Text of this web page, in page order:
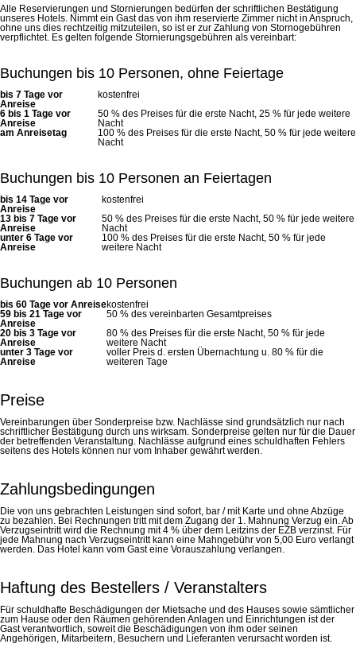
Alle Reservierungen und Stornierungen bedürfen der schriftlichen Bestätigung
unseres Hotels. Nimmt ein Gast das von ihm reservierte Zimmer nicht in Anspruch,
ohne uns dies rechtzeitig mitzuteilen, so ist er zur Zahlung von Stornogebühren
verpflichtet. Es gelten folgende Stornierungsgebühren als vereinbart:
Buchungen bis 10 Personen, ohne Feiertage
bis 7 Tage vor
Anreise
kostenfrei
6 bis 1 Tage vor
Anreise
50 % des Preises für die erste Nacht, 25 % für jede weitere
Nacht
am Anreisetag
100 % des Preises für die erste Nacht, 50 % für jede weitere
Nacht
Buchungen bis 10 Personen an Feiertagen
bis 14 Tage vor
Anreise
kostenfrei
13 bis 7 Tage vor
Anreise
50 % des Preises für die erste Nacht, 50 % für jede weitere
Nacht
unter 6 Tage vor
Anreise
100 % des Preises für die erste Nacht, 50 % für jede
weitere Nacht
Buchungen ab 10 Personen
bis 60 Tage vor Anreisekostenfrei
59 bis 21 Tage vor
Anreise
50 % des vereinbarten Gesamtpreises
20 bis 3 Tage vor
Anreise
80 % des Preises für die erste Nacht, 50 % für jede
weitere Nacht
unter 3 Tage vor
Anreise
voller Preis d. ersten Übernachtung u. 80 % für die
weiteren Tage
Preise
Vereinbarungen über Sonderpreise bzw. Nachlässe sind grundsätzlich nur nach
schriftlicher Bestätigung durch uns wirksam. Sonderpreise gelten nur für die Dauer
der betreffenden Veranstaltung. Nachlässe aufgrund eines schuldhaften Fehlers
seitens des Hotels können nur vom Inhaber gewährt werden.
Zahlungsbedingungen
Die von uns gebrachten Leistungen sind sofort, bar / mit Karte und ohne Abzüge
zu bezahlen. Bei Rechnungen tritt mit dem Zugang der 1. Mahnung Verzug ein. Ab
Verzugseintritt wird die Rechnung mit 4 % über dem Leitzins der EZB verzinst. Für
jede Mahnung nach Verzugseintritt kann eine Mahngebühr von 5,00 Euro verlangt
werden. Das Hotel kann vom Gast eine Vorauszahlung verlangen.
Haftung des Bestellers / Veranstalters
Für schuldhafte Beschädigungen der Mietsache und des Hauses sowie sämtlicher
zum Hause oder den Räumen gehörenden Anlagen und Einrichtungen ist der
Gast verantwortlich, soweit die Beschädigungen von ihm oder seinen
Angehörigen, Mitarbeitern, Besuchern und Lieferanten verursacht worden ist.